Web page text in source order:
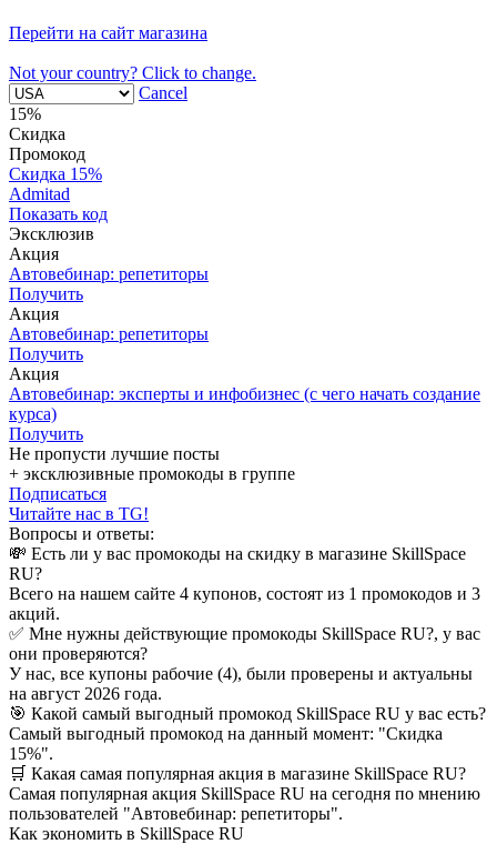
Перейти на сайт магазина
Not your country? Click to change.
Cancel
15%
Скидка
Промокод
Скидка 15%
Admitad
Показать код
Эксклюзив
Акция
Автовебинар: репетиторы
Получить
Акция
Автовебинар: репетиторы
Получить
Акция
Автовебинар: эксперты и инфобизнес (с чего начать создание
курса)
Получить
Не пропусти лучшие посты
+ эксклюзивные промокоды в группе
Подписаться
Читайте нас в TG!
Вопросы и ответы:
💸 Есть ли у вас промокоды на скидку в магазине SkillSpace
RU?
Всего на нашем сайте 4 купонов, состоят из 1 промокодов и 3
акций.
✅ Мне нужны действующие промокоды SkillSpace RU?, у вас
они проверяются?
У нас, все купоны рабочие (4), были проверены и актуальны
на август 2026 года.
🎯 Какой самый выгодный промокод SkillSpace RU у вас есть?
Самый выгодный промокод на данный момент: "Скидка
15%".
🛒 Какая самая популярная акция в магазине SkillSpace RU?
Самая популярная акция SkillSpace RU на сегодня по мнению
пользователей "Автовебинар: репетиторы".
Как экономить в SkillSpace RU